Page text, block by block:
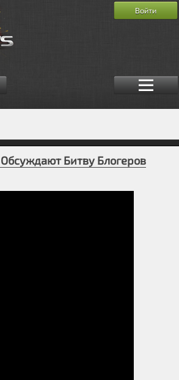
Войти
Битву Блогеров